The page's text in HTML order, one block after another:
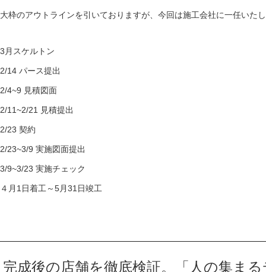
大枠のアウトラインを引いておりますが、今回は施工会社に一任いた
3月スケルトン
2/14 パース提出
2/4~9 見積図面
2/11~2/21 見積提出
2/23 契約
2/23~3/9 実施図面提出
3/9~3/23 実施チェック
４月1日着工～5月31日竣工
完成後の店舗を徹底検証。「人の集ま